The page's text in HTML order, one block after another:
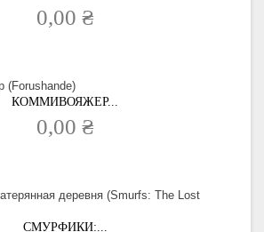
0,00 ₴
КОММИВОЯЖЕР...
0,00 ₴
СМУРФИКИ:...